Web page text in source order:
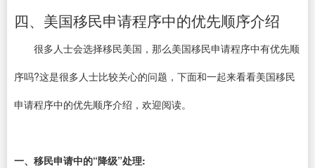
四、美国移民申请程序中的优先顺序介绍
很多人士会选择移民美国，那么美国移民申请程序中有优先顺
序吗?这是很多人士比较关心的问题，下面和一起来看看美国移民
申请程序中的优先顺序介绍，欢迎阅读。
一、移民申请中的“降级”处理: